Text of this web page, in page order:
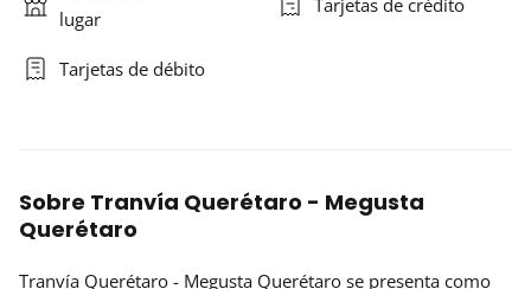
lugar
Tarjetas de crédito
Tarjetas de débito
Sobre Tranvía Querétaro - Megusta
Querétaro
Tranvía Querétaro - Megusta Querétaro se presenta como